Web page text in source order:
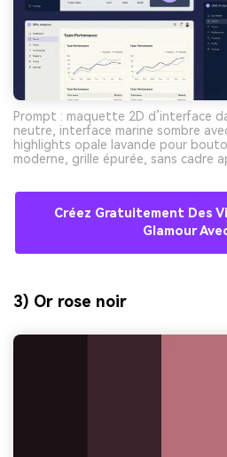
Prompt : maquette 2D d’interface
neutre, interface marine sombre
highlights opale lavande pour
moderne, grille épurée, sans cadre
Créez Gratuitement Des
Glamour
3) Or rose noir